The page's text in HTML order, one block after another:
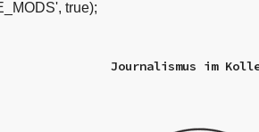
true);
Journalismus im